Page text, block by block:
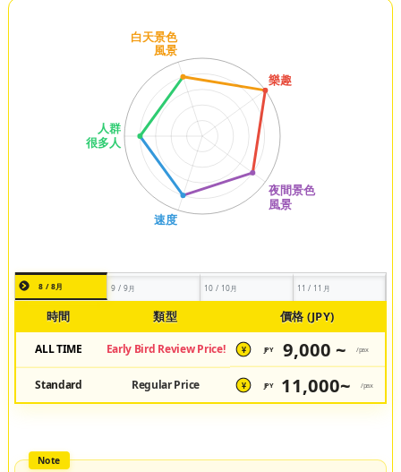
8 / 8月 9 / 9月 10 / 10月 11 / 11月
時間 類型 價格 (JPY)
ALL TIME Early Bird Review Price! ¥ JPY 9,000 ~ /pax
Standard Regular Price ¥ JPY 11,000~ /pax